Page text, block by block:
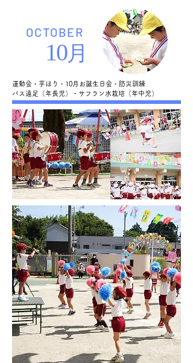
OCTOBER
10月
運動会・芋ほり・10月お誕生日会・防災訓練
バス遠足（年長児）・サフラン水栽培（年中児）